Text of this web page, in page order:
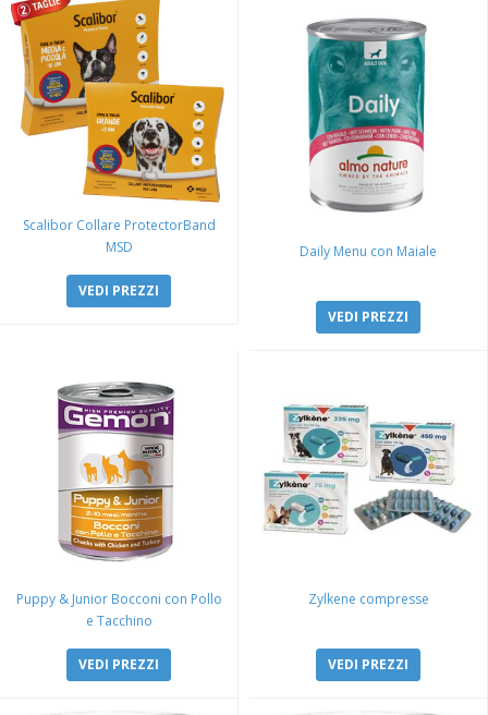
Scalibor Collare ProtectorBand
MSD
VEDI PREZZI
Daily Menu con Maiale
VEDI PREZZI
Puppy & Junior Bocconi con Pollo
e Tacchino
VEDI PREZZI
Zylkene compresse
VEDI PREZZI